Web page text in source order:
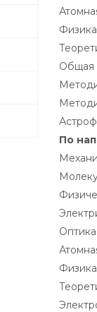
Общая
По
Оптика;